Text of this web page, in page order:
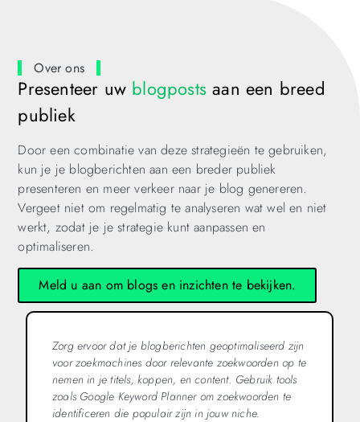
Over ons
Presenteer uw blogpostsaan een breed
publiek
Door een combinatie van deze strategieën te gebruiken,
kun je je blogberichten aan een breder publiek
presenteren en meer verkeer naar je blog genereren.
Vergeet niet om regelmatig te analyseren wat wel en niet
werkt, zodat je je strategie kunt aanpassen en
optimaliseren.
Meld u aan om blogs en inzichten te bekijken.
Zorg ervoor dat je blogberichten geoptimaliseerd zijn
voor zoekmachines door relevante zoekwoorden op te
nemen in je titels, koppen, en content. Gebruik tools
zoals Google Keyword Planner om zoekwoorden te
identificeren die populair zijn in jouw niche.